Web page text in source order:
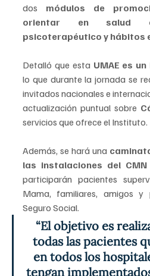
dos módulos de
orientar en salud
psicoterapéutico y hábitos
Detalló que esta UMAE es
lo que durante la jornada se
invitados nacionales e
actualización puntual sobre
servicios que ofrece el Instituto.
Además, se hará una
las instalaciones del CMN
participarán pacientes
Mama, familiares, amigos y
Seguro Social.
“El objetivo es
todas las pacientes
en todos los
tengan